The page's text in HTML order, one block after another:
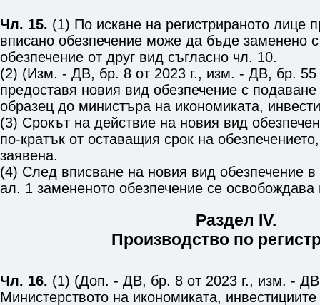
Чл. 15. (1) По искане на регистрираното лице
вписано обезпечение може да бъде заменено
обезпечение от друг вид съгласно чл. 10.
(2) (Изм. - ДВ, бр. 8 от 2023 г., изм. - ДВ, бр. 55
предоставя новия вид обезпечение с
образец до министъра на икономиката,
(3) Срокът на действие на новия вид
по-кратък от оставащия срок на
заявена.
(4) След вписване на новия вид обезпечение
ал. 1 замененото обезпечение се
Раздел IV.
Производство по
Чл. 16. (1) (Доп. - ДВ, бр. 8 от 2023 г., изм. -
Министерството на икономиката,